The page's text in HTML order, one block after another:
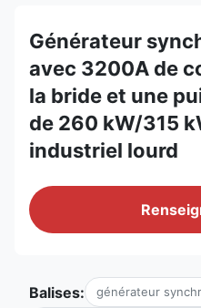
Générateur
avec 3200A de
la bride et une
de 260 kW/315
industriel lourd
Balises: générateur